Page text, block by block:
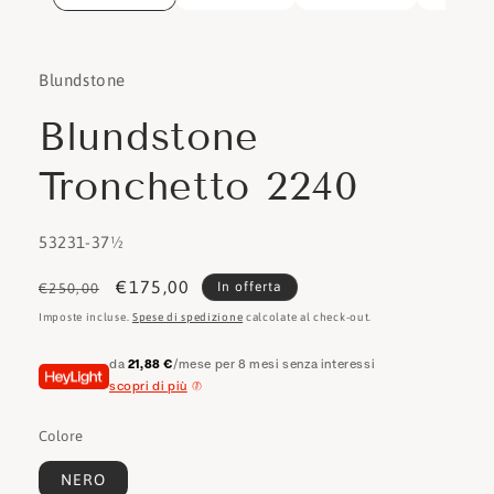
Blundstone
Blundstone
Tronchetto 2240
SKU:
53231-37½
Prezzo
di
€250,00
Prezzo
scontato
€175,00 In offerta
Imposte incluse. Spese di spedizione calcolate al check-out.
da 21,88 €/mese per 8 mesi senza interessi
scopri di più
Colore
NERO